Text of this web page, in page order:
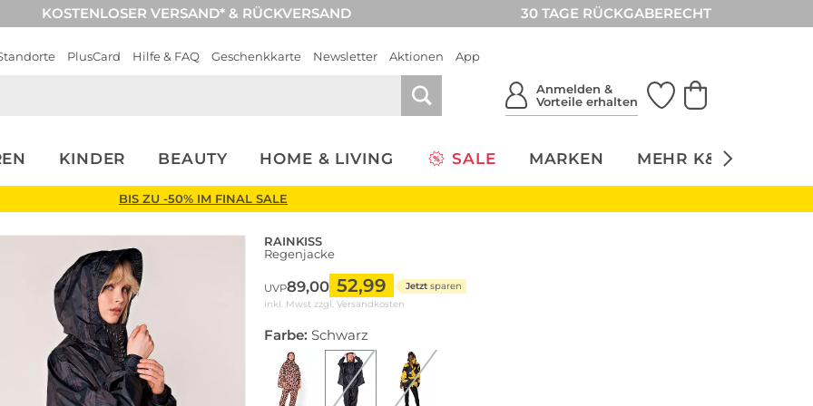
KOSTENLOSER VERSAND* & RÜCKVERSAND 30 TAGE RÜCKGABERECHT
PlusCard Hilfe & FAQ Geschenkkarte Newsletter Aktionen App
Anmelden &
Vorteile erhalten
KINDER BEAUTY HOME & LIVING SALE MARKEN MEHR K&Ö
BIS ZU -50% IM FINAL SALE
RAINKISS
Regenjacke
UVP89,00 52,99 Jetzt sparen
inkl. Mwst zzgl. Versandkosten
Farbe: Schwarz